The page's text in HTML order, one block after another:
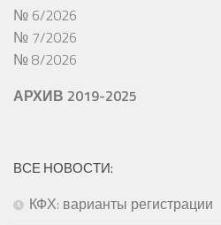
№ 6/2026
№ 7/2026
№ 8/2026
АРХИВ 2019-2025
ВСЕ НОВОСТИ:
КФХ: варианты регистрации